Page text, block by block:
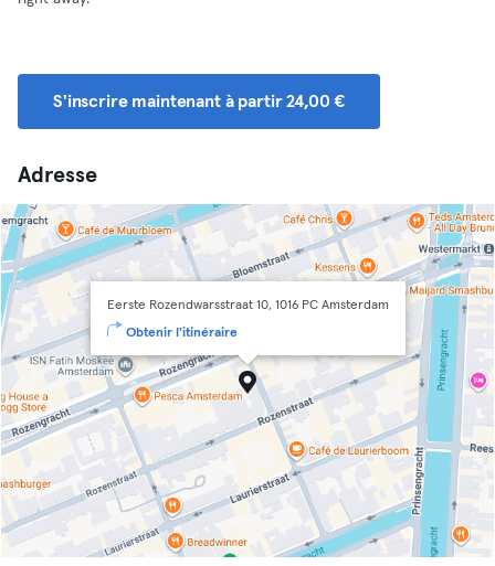
S'inscrire maintenant à partir 24,00 €
Adresse
Eerste Rozendwarsstraat 10, 1016 PC Amsterdam
Obtenir l'itinéraire